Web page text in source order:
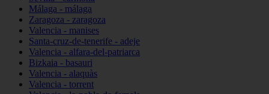
Málaga - málaga
Zaragoza - zaragoza
Valencia - manises
Santa-cruz-de-tenerife - adeje
Valencia - alfara-del-patriarca
Bizkaia - basauri
Valencia - alaquàs
Valencia - torrent